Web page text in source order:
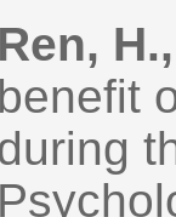
Ren, H.,
benefit